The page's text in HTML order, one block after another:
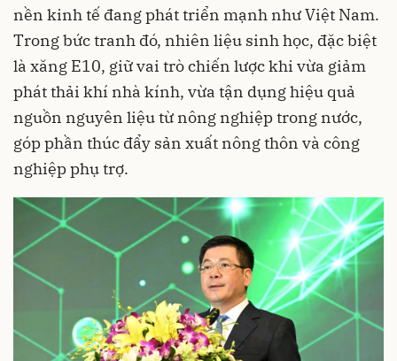
nền kinh tế đang phát triển mạnh như Việt Nam.
Trong bức tranh đó, nhiên liệu sinh học, đặc biệt
là xăng E10, giữ vai trò chiến lược khi vừa giảm
phát thải khí nhà kính, vừa tận dụng hiệu quả
nguồn nguyên liệu từ nông nghiệp trong nước,
góp phần thúc đẩy sản xuất nông thôn và công
nghiệp phụ trợ.